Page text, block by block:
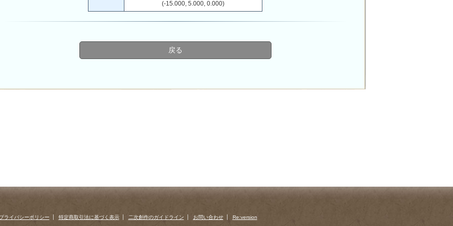
(-15.000, 5.000, 0.000)
戻る
ライバシーポリシー 特定商取引法に基づく表示 二次創作のガイドライン お問い合わせ Re:version